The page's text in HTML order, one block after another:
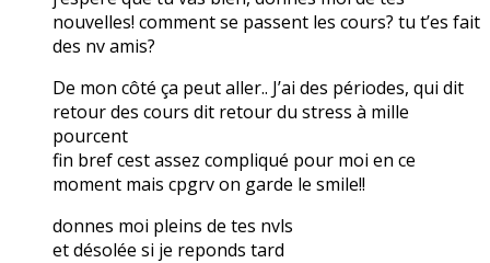
nouvelles! comment se passent les cours? tu t’es fait
des nv amis?
De mon côté ça peut aller.. J’ai des périodes, qui dit
retour des cours dit retour du stress à mille
pourcent
fin bref cest assez compliqué pour moi en ce
moment mais cpgrv on garde le smile!!
donnes moi pleins de tes nvls
et désolée si je reponds tard